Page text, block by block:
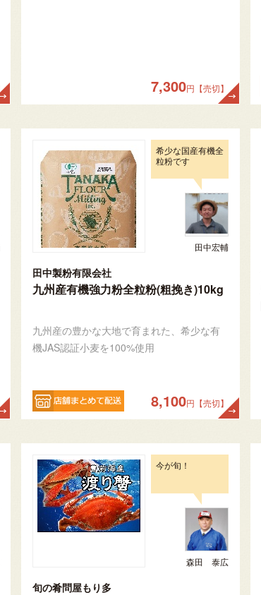
7,300円【売切】
希少な国産有機全
粒粉です
田中宏輔
田中製粉有限会社
九州産有機強力粉全粒粉(粗挽き)10kg
九州産の豊かな大地で育まれた、希少な有
機JAS認証小麦を100%使用
8,100円【売切】
今が旬！
森田 泰広
旬の肴問屋もり多